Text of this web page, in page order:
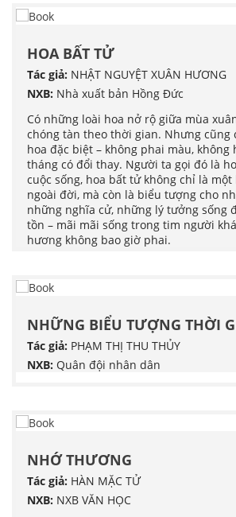
HOA BẤT TỬ
Tác giả: NHẬT NGUYỆT XUÂN HƯƠNG
NXB: Nhà xuất bản Hồng Đức
Có những loài hoa nở rộ giữa mùa
chóng tàn theo thời gian. Nhưng cũng
hoa đặc biệt – không phai màu, không
tháng có đổi thay. Người ta gọi đó là
cuộc sống, hoa bất tử không chỉ là
ngoài đời, mà còn là biểu tượng cho
những nghĩa cử, những lý tưởng sống
tồn – mãi mãi sống trong tim người
hương không bao giờ phai.
NHỮNG BIỂU TƯỢNG THỜI
Tác giả: PHẠM THỊ THU THỦY
NXB: Quân đội nhân dân
NHỚ THƯƠNG
Tác giả: HÀN MẶC TỬ
NXB: NXB VĂN HỌC